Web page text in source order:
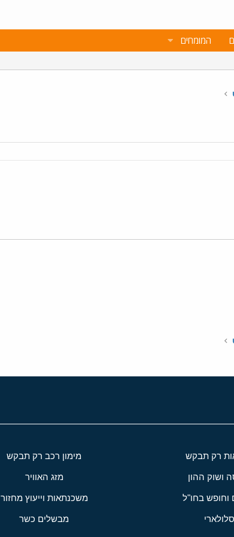
המומחים
רק תבקש מימון רכב רק תבקש
ושוק ההון מזג האוויר
וחופש בחו"ל משכנתאות וייעוץ מחזור
סלולארי מבשלים כשר